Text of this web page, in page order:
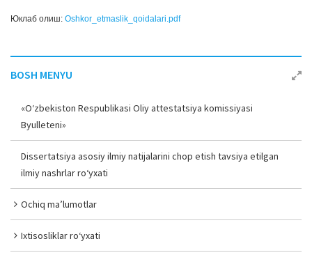
Юклаб олиш: Oshkor_etmaslik_qoidalari.pdf
BOSH MENYU
«O‘zbekiston Respublikasi Oliy attestatsiya komissiyasi
Byulleteni»
Dissertatsiya asosiy ilmiy natijalarini chop etish tavsiya etilgan
ilmiy nashrlar ro‘yxati
Ochiq ma’lumotlar
Ixtisosliklar ro‘yxati